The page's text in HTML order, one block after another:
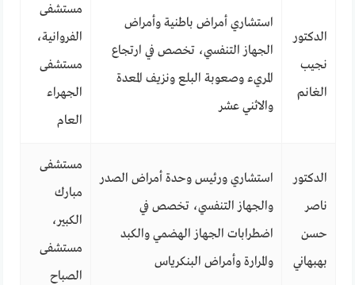
الدكتور
نجيب
الغانم
استشاري أمراض باطنية وأمراض
الجهاز التنفسي، تخصص في ارتجاع
المريء وصعوبة البلع ونزيف المعدة
والاثني عشر
مستشفى
الفروانية،
مستشفى
الجهراء
العام
الدكتور
ناصر
حسن
بهبهاني
استشاري ورئيس وحدة أمراض الصدر
والجهاز التنفسي، تخصص في
اضطرابات الجهاز الهضمي والكبد
والمرارة وأمراض البنكرياس
مستشفى
مبارك
الكبير،
مستشفى
الصباح